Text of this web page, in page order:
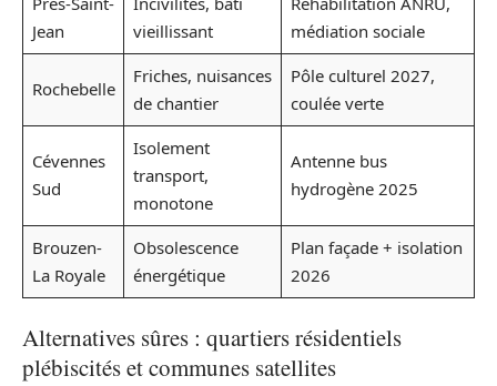
Jean
vieillissant
médiation sociale
Rochebelle
Friches, nuisances
de chantier
Pôle culturel 2027,
coulée verte
Cévennes
Sud
Isolement
transport,
monotone
Antenne bus
hydrogène 2025
Brouzen-
La Royale
Obsolescence
énergétique
Plan façade + isolation
2026
Alternatives sûres : quartiers résidentiels
plébiscités et communes satellites